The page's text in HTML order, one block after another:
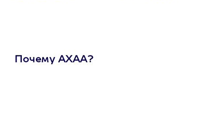
Почему АХАА?